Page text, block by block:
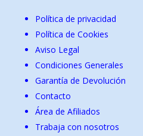
Política de privacidad
Política de Cookies
Aviso Legal
Condiciones Generales
Garantía de Devolución
Contacto
Área de Afiliados
Trabaja con nosotros